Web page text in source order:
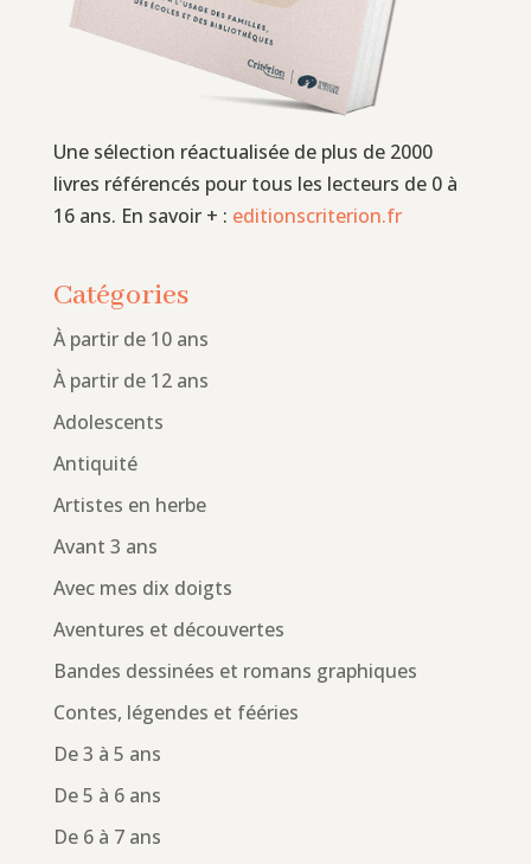
Une sélection réactualisée de plus de 2000
livres référencés pour tous les lecteurs de 0 à
16 ans. En savoir + : editionscriterion.fr
Catégories
À partir de 10 ans
À partir de 12 ans
Adolescents
Antiquité
Artistes en herbe
Avant 3 ans
Avec mes dix doigts
Aventures et découvertes
Bandes dessinées et romans graphiques
Contes, légendes et fééries
De 3 à 5 ans
De 5 à 6 ans
De 6 à 7 ans